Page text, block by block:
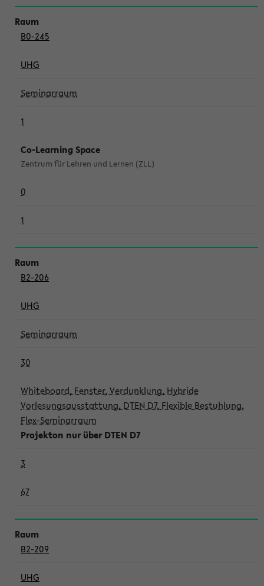
B0-245
UHG
Seminarraum
1
Co-Learning Space
Zentrum für Lehren und Lernen (ZLL)
0
1
B2-206
UHG
Seminarraum
30
Whiteboard, Fenster, Verdunklung, Hybride
Vorlesungsausstattung, DTEN D7, Flexible Bestuhlung,
Flex-Seminarraum
Projekton nur über DTEN D7
3
67
B2-209
UHG